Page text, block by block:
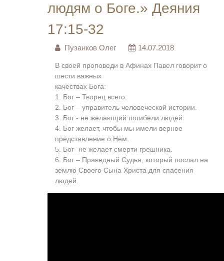
людям о Боге.» Деяния
17:15-32
Пузанков Олег 14.07.2018
В своей проповеди в Афинах Павел говорит о
шести важных
качествах Бога:
1. Бог – Творец всего.
2. Бог – управитель человеческой истории.
3. Бог - не желающий погибели людей.
4. Бог желает, чтобы мы имели верное
представление о Нем.
5. Бог- не желает смерти грешника.
6. Бог – Праведный Судья, который послал на
землю Своего Сына Христа для спасения
людей.